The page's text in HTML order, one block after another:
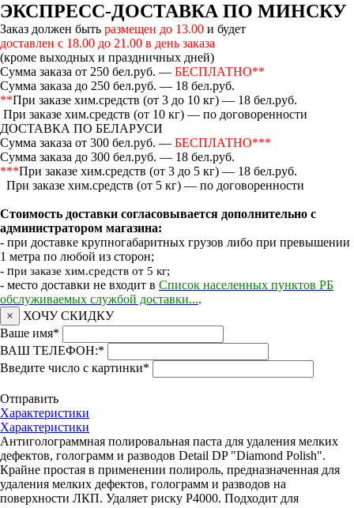
ЭКСПРЕСС-ДОСТАВКА ПО МИНСКУ
Заказ должен быть размещен до 13.00 и будет
доставлен с 18.00 до 21.00 в день заказа
(кроме выходных и праздничных дней)
Сумма заказа от 250 бел.руб. — БЕСПЛАТНО**
Сумма заказа до 250 бел.руб. — 18 бел.руб.
**При заказе хим.средств (от 3 до 10 кг) — 18 бел.руб.
При заказе хим.средств (от 10 кг) — по договоренности
ДОСТАВКА ПО БЕЛАРУСИ
Сумма заказа от 300 бел.руб. — БЕСПЛАТНО***
Сумма заказа до 300 бел.руб. — 18 бел.руб.
***При заказе хим.средств (от 3 до 5 кг) — 18 бел.руб.
При заказе хим.средств (от 5 кг) — по договоренности
Стоимость доставки согласовывается дополнительно с
администратором магазина:
- при доставке крупногабаритных грузов либо при превышении
1 метра по любой из сторон;
- при заказе хим.средств от 5 кг;
- место доставки не входит в Список населенных пунктов РБ
обслуживаемых службой доставки....
×
ХОЧУ СКИДКУ
Ваше имя*
ВАШ ТЕЛЕФОН:*
Введите число с картинки*
Отправить
Характеристики
Характеристики
Антиголограммная полировальная паста для удаления мелких
дефектов, голограмм и разводов Detail DP "Diamond Polish".
Крайне простая в применении полироль, предназначенная для
удаления мелких дефектов, голограмм и разводов на
поверхности ЛКП. Удаляет риску Р4000. Подходит для